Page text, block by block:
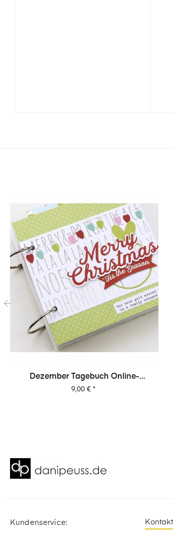
Dezember Tagebuch Online-
Workshop Von Dani
Preis
9,00 €*
Kundenservice: Kontakt